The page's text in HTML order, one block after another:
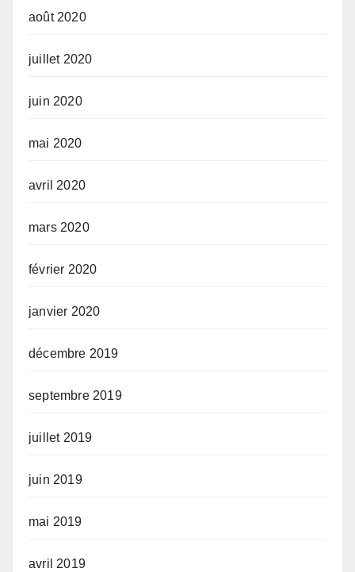
août 2020
juillet 2020
juin 2020
mai 2020
avril 2020
mars 2020
février 2020
janvier 2020
décembre 2019
septembre 2019
juillet 2019
juin 2019
mai 2019
avril 2019